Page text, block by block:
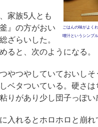
ごはんの味がよく
噌汁というシンプ
家族5人とも
』の方がおい
ざらいした。
ると、次のようになる。
つやつやしていておいし
ベタついている。硬さは
りがあり少し団子っぽい
入れるとホロホロと崩